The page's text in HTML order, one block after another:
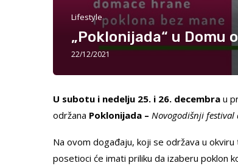
Lifestyle
„Poklonijada“ u Domu
22/12/2021
U subotu i nedelju 25. i 26. decembra u
održana Poklonijadа – Novogodišnji festival
Na ovom događaju, koji se održava u
posetioci će imati priliku da izaberu poklon